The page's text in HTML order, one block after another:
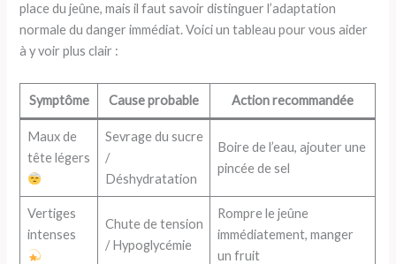
place du jeûne, mais il faut savoir distinguer l’adaptation
normale du danger immédiat. Voici un tableau pour vous aider
à y voir plus clair :
Symptôme Cause probable Action recommandée
Maux de
tête légers
Sevrage du sucre
/
Déshydratation
Boire de l’eau, ajouter une
pincée de sel
Vertiges
intenses
Chute de tension
/ Hypoglycémie
Rompre le jeûne
immédiatement, manger
un fruit